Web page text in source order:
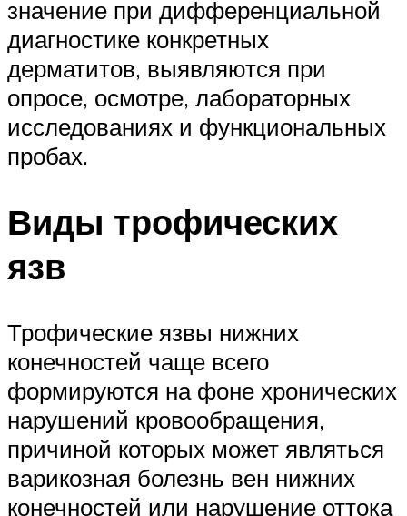
значение при дифференциальной
диагностике конкретных
дерматитов, выявляются при
опросе, осмотре, лабораторных
исследованиях и функциональных
пробах.
Виды трофических
язв
Трофические язвы нижних
конечностей чаще всего
формируются на фоне хронических
нарушений кровообращения,
причиной которых может являться
варикозная болезнь вен нижних
конечностей или нарушение оттока